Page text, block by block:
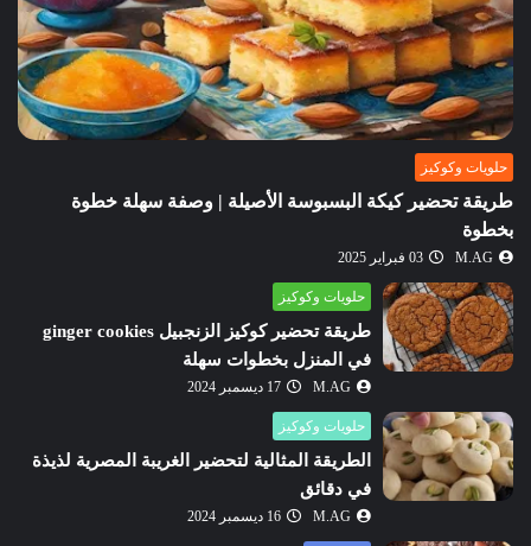
حلويات وكوكيز
طريقة تحضير كيكة البسبوسة الأصيلة | وصفة سهلة خطوة
بخطوة
M.AG 03 فبراير 2025
حلويات وكوكيز
طريقة تحضير كوكيز الزنجبيل ginger cookies
في المنزل بخطوات سهلة
M.AG 17 ديسمبر 2024
حلويات وكوكيز
الطريقة المثالية لتحضير الغريبة المصرية لذيذة
في دقائق
M.AG 16 ديسمبر 2024